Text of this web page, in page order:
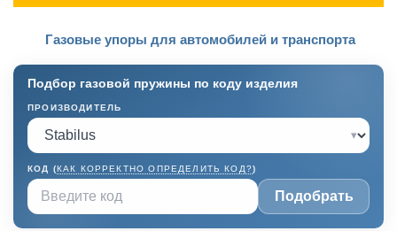
Газовые упоры для автомобилей и транспорта
Подбор газовой пружины по коду изделия
ПРОИЗВОДИТЕЛЬ
▾
КОД (КАК КОРРЕКТНО ОПРЕДЕЛИТЬ КОД?)
Подобрать